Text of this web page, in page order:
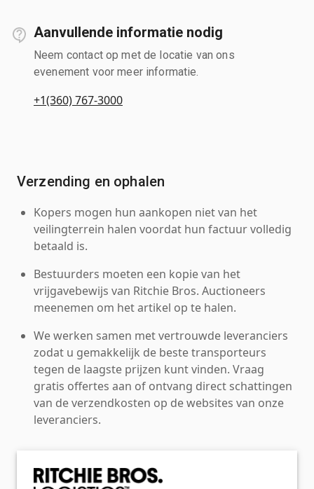
Aanvullende informatie nodig
Neem contact op met de locatie van ons
evenement voor meer informatie.
+1(360) 767-3000
Verzending en ophalen
Kopers mogen hun aankopen niet van het
veilingterrein halen voordat hun factuur volledig
betaald is.
Bestuurders moeten een kopie van het
vrijgavebewijs van Ritchie Bros. Auctioneers
meenemen om het artikel op te halen.
We werken samen met vertrouwde leveranciers
zodat u gemakkelijk de beste transporteurs
tegen de laagste prijzen kunt vinden. Vraag
gratis offertes aan of ontvang direct schattingen
van de verzendkosten op de websites van onze
leveranciers.